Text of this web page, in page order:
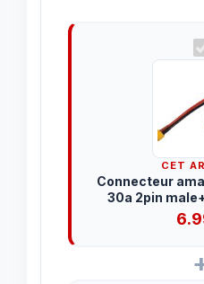
CET
Connecteur
30a 2pin